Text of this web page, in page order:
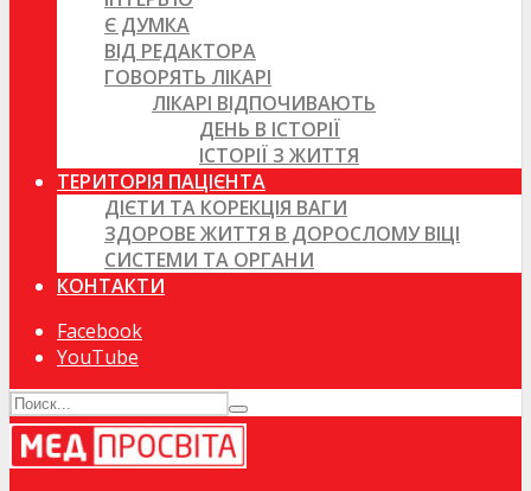
Є ДУМКА
ВІД РЕДАКТОРА
ГОВОРЯТЬ ЛІКАРІ
ЛІКАРІ ВІДПОЧИВАЮТЬ
ДЕНЬ В ІСТОРІЇ
ІСТОРІЇ З ЖИТТЯ
ТЕРИТОРІЯ ПАЦІЄНТА
ДІЄТИ ТА КОРЕКЦІЯ ВАГИ
ЗДОРОВЕ ЖИТТЯ В ДОРОСЛОМУ ВІЦІ
СИСТЕМИ ТА ОРГАНИ
КОНТАКТИ
Facebook
YouTube